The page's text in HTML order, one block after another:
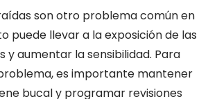
son otro problema común en
puede llevar a la exposición de las
y aumentar la sensibilidad. Para
es importante mantener
bucal y programar revisiones